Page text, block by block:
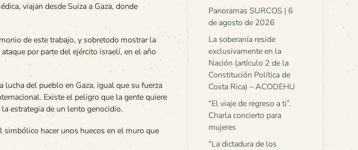
viajan desde Suiza a Gaza, donde
de este trabajo, y sobretodo mostrar la
por parte del ejército israelí, en el año
del pueblo en Gaza, igual que su fuerza
Existe el peligro que la gente quiere
estrategia de un lento genocidio.
hacer unos huecos en el muro que
Panoramas SURCOS | 6
de agosto de 2026
La soberanía reside
exclusivamente en la
Nación (artículo 2 de la
Constitución Política de
Costa Rica) – ACODEHU
“El viaje de regreso a ti”.
Charla concierto para
mujeres
“La dictadura de los